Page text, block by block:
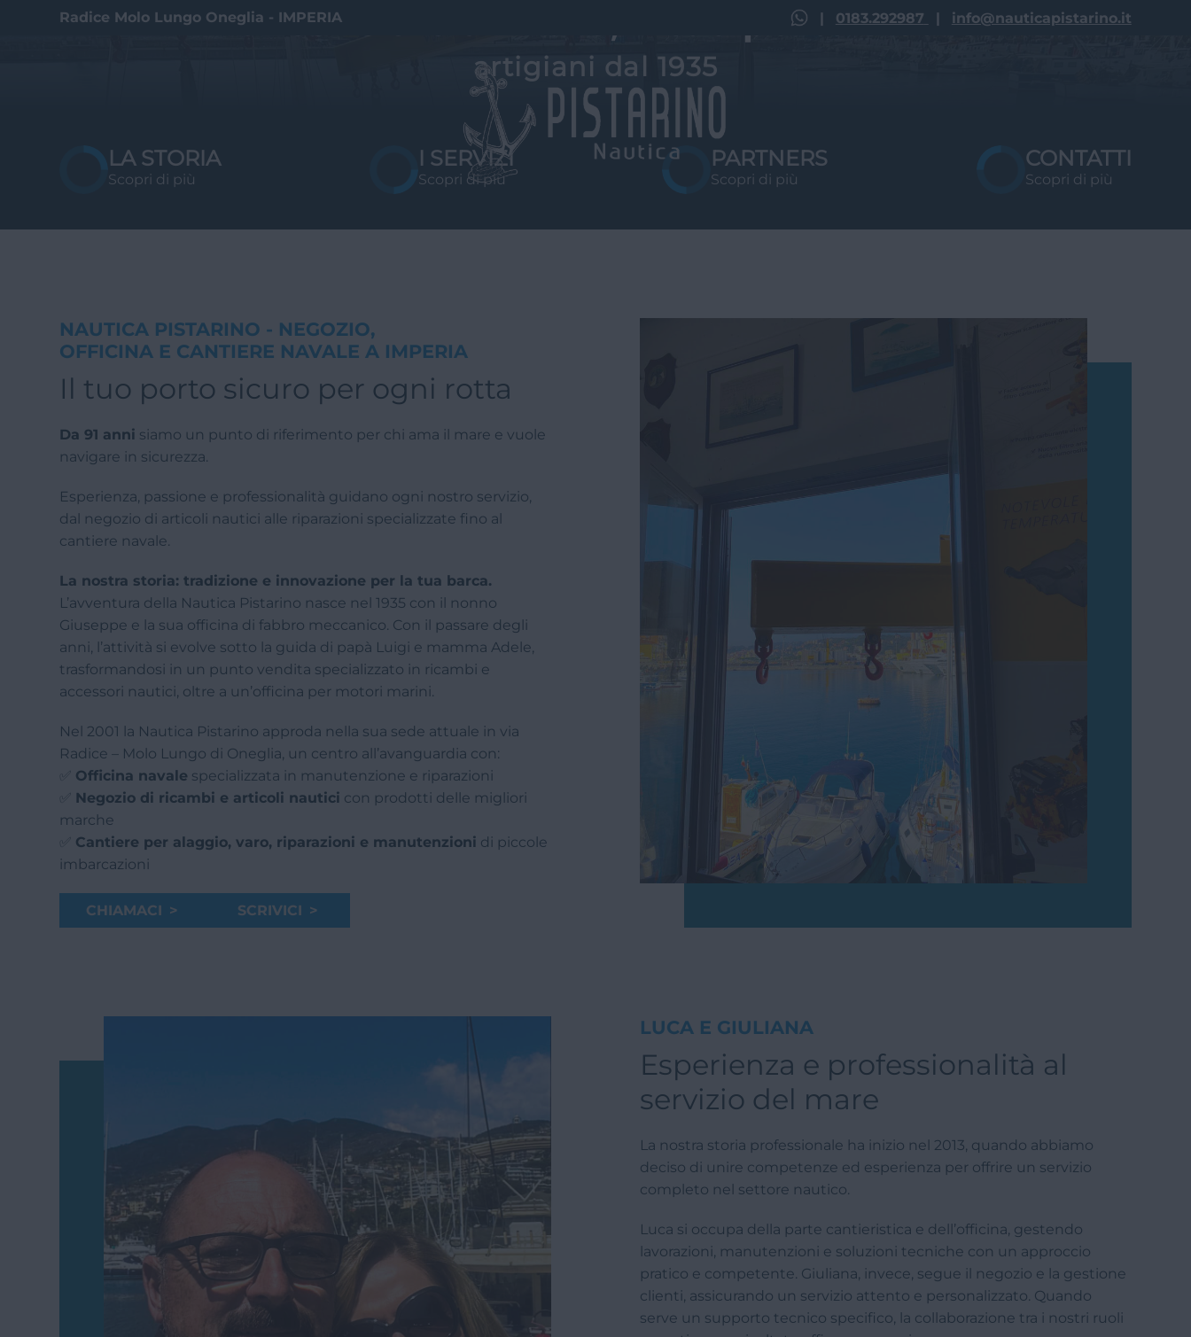
Radice Molo Lungo Oneglia - IMPERIA | 0183.292987 | info@nauticapistarino.it
Dal can or t o sicu ro
artigiani d a 1935
LA STORIA
Scopri di più
I SERVIZI
Scopri di più
PARTNERS
Scopri di più
CONTATTI
Scopri di più
NAUTICA PISTARINO - NEGOZIO,
OFFICINA E CANTIERE NAVALE A IMPERIA
Il tuo porto sicuro per ogni rotta
Da 91 anni siamo un punto di riferimento per chi ama il mare e vuole
navigare in sicurezza.
Esperienza, passione e professionalità guidano ogni nostro servizio,
dal negozio di articoli nautici alle riparazioni specializzate fino al
cantiere navale.
La nostra storia: tradizione e innovazione per la tua barca.
L’avventura della Nautica Pistarino nasce nel 1935 con il nonno
Giuseppe e la sua officina di fabbro meccanico. Con il passare degli
anni, l’attività si evolve sotto la guida di papà Luigi e mamma Adele,
trasformandosi in un punto vendita specializzato in ricambi e
accessori nautici, oltre a un’officina per motori marini.
Nel 2001 la Nautica Pistarino approda nella sua sede attuale in via
Radice – Molo Lungo di Oneglia, un centro all’avanguardia con:
Officina navale specializzata in manutenzione e riparazioni
Negozio di ricambi e articoli nautici con prodotti delle migliori
marche
Cantiere per alaggio, varo, riparazioni e manutenzioni di piccole
imbarcazioni
CHIAMACI > SCRIVICI >
LUCA E GIULIANA
Esperienza e professionalità al
servizio del mare
La nostra storia professionale ha inizio nel 2013, quando abbiamo
deciso di unire competenze ed esperienza per offrire un servizio
completo nel settore nautico.
Luca si occupa della parte cantieristica e dell’officina, gestendo
lavorazioni, manutenzioni e soluzioni tecniche con un approccio
pratico e competente. Giuliana, invece, segue il negozio e la gestione
clienti, assicurando un servizio attento e personalizzato. Quando
serve un supporto tecnico specifico, la collaborazione tra i nostri ruoli